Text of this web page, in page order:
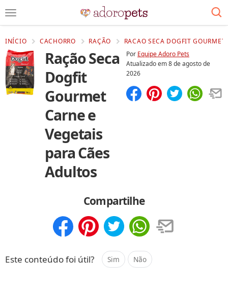
INÍCIO CACHORRO RAÇÃO RACAO SECA DOGFIT
Ração Seca
Dogfit
Gourmet
Carne e
Vegetais
para Cães
Adultos
Por Equipe Adoro Pets
Atualizado em8 de agosto de
2026
Compartilhe
Este conteúdo foi útil? Sim Não